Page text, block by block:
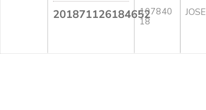
201871126184652107840
18
JOSE